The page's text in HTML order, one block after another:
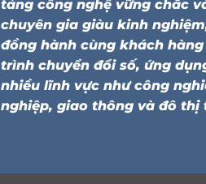
tảng công nghệ vững chắc
chuyên gia giàu kinh
đồng hành cùng khách
trình chuyển đổi số, ứng
nhiều lĩnh vực như công
nghiệp, giao thông và đô thị